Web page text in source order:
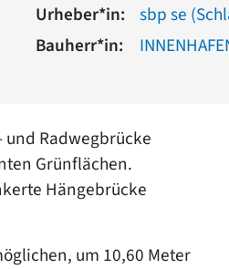
Urheber*in:
sbp se
Bauherr*in:
und Radwegbrücke
Grünflächen.
Hängebrücke
um 10,60 Meter